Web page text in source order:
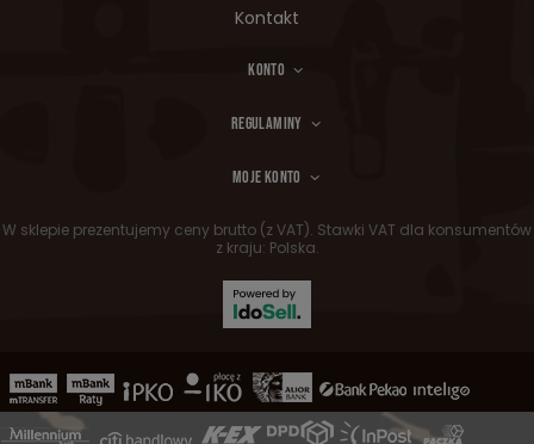
Kontakt
KONTO
REGULAMINY
MOJE KONTO
W sklepie prezentujemy ceny brutto (z VAT). Stawki VAT dla konsumentów
z kraju: Polska.